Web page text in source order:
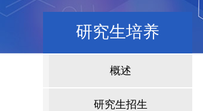
研究生培养
概述
研究生招生